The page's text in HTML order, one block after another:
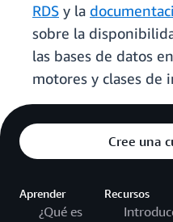
RDS y la
sobre la
las bases de datos
motores y clases de
Cree una
Aprender
¿Qué es
Recursos